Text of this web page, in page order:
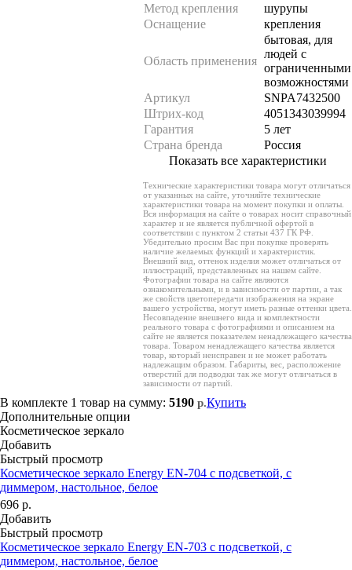
Метод крепления
шурупы
Оснащение
крепления
Область применения
бытовая, для
людей с
ограниченными
возможностями
Артикул
SNPA7432500
Штрих-код
4051343039994
Гарантия
5 лет
Страна бренда
Россия
Показать все характеристики
Технические характеристики товара могут отличаться
от указанных на сайте, уточняйте технические
характеристики товара на момент покупки и оплаты.
Вся информация на сайте о товарах носит справочный
характер и не является публичной офертой в
соответствии с пунктом 2 статьи 437 ГК РФ.
Убедительно просим Вас при покупке проверять
наличие желаемых функций и характеристик.
Внешний вид, оттенок изделия может отличаться от
иллюстраций, представленных на нашем сайте.
Фотографии товара на сайте являются
ознакомительными, и в зависимости от партии, а так
же свойств цветопередачи изображения на экране
вашего устройства, могут иметь разные оттенки цвета.
Несовпадение внешнего вида и комплектности
реального товара с фотографиями и описанием на
сайте не является показателем ненадлежащего качества
товара. Товаром ненадлежащего качества является
товар, который неисправен и не может работать
надлежащим образом. Габариты, вес, расположение
отверстий для подводки так же могут отличаться в
зависимости от партий.
В комплекте 1 товар на сумму: 5190 р.Купить
Дополнительные опции
Косметическое зеркало
Добавить
Быстрый просмотр
Косметическое зеркало Energy EN-704 с подсветкой, с
диммером, настольное, белое
696 р.
Добавить
Быстрый просмотр
Косметическое зеркало Energy EN-703 с подсветкой, с
диммером, настольное, белое